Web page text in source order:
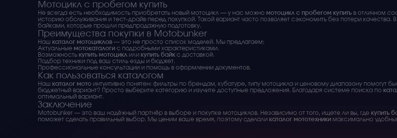
Мотоцикл с пробегом купить
Не всегда есть необходимость приобретать новый мотоцикл — у нас можно мотоцикл с пробегом купить в отличном
историю обслуживания и тест-драйв перед покупкой. Такой вариант часто позволяет сэкономить без потери качества.
байками, которые прошли предпродажную подготовку.
Преимущества покупки в Motobunker
Наш каталог мотоциклов — это не просто список моделей. Мы предлагаем:
Актуальные мотокаталоги с подробными характеристиками.
Возможность купить мотоцикл или купить байк с доставкой.
Подбор техники под ваш стиль езды и бюджет.
Профессиональные консультации и помощь в оформлении документов.
Как пользоваться каталогом
Наш каталог мото интуитивно понятен: фильтры по брендам, кубатуре, типу мотоцикла и ценовому диапазону помогут
бюджетный вариант? Просто выберите категорию и изучите доступные предложения. Благодаря системе поиска по
оптимальный вариант.
Заключение
Motobunker — это ваш надёжный партнёр в выборе и покупке мотоциклов. Независимо от того, ищете ли вы, где купить
поможет сделать правильный выбор. Мы ценим ваше время, поэтому сделали каталог мототехники максимально